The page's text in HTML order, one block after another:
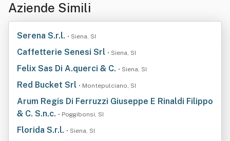
Aziende Simili
Serena S.r.l. • Siena, SI
Caffetterie Senesi Srl • Siena, SI
Felix Sas Di A.querci & C. • Siena, SI
Red Bucket Srl • Montepulciano, SI
Arum Regis Di Ferruzzi Giuseppe E Rinaldi Filippo
& C. S.n.c. • Poggibonsi, SI
Florida S.r.l. • Siena, SI